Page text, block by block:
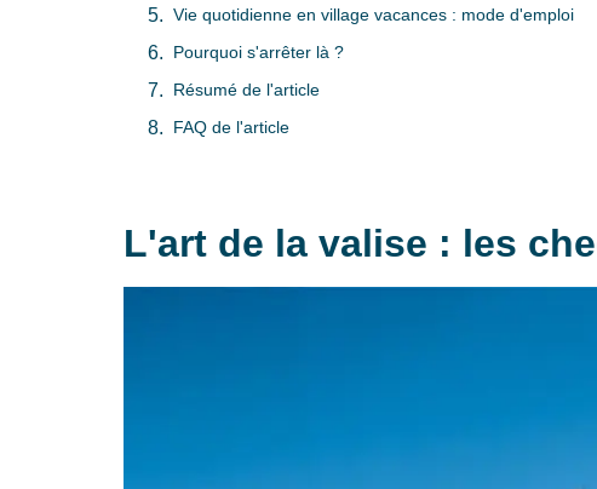
Vie quotidienne en village vacances : mode d'emploi
Pourquoi s'arrêter là ?
Résumé de l'article
FAQ de l'article
L'art de la valise : les